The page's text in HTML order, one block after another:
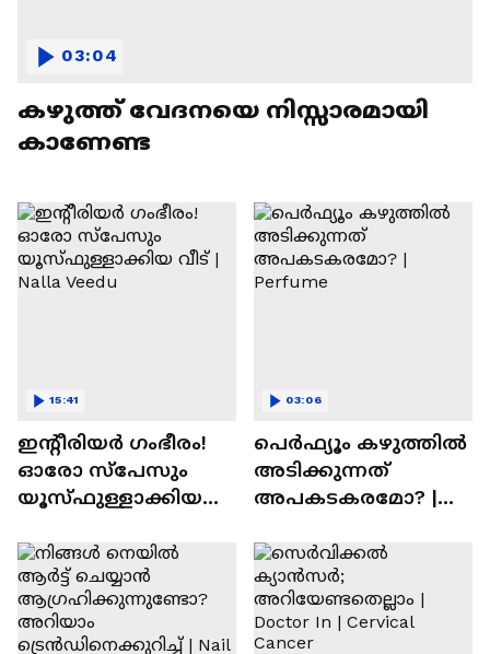
കഴുത്ത് വേദനയെ നിസ്സാരമായി
കാണേണ്ട
03:04
ഇന്റീരിയർ ഗംഭീരം!
ഓരോ സ്‌പേസും
യൂസ്ഫുള്ളാക്കിയ
15:41
പെർഫ്യൂം കഴുത്തിൽ
അടിക്കുന്നത്
അപകടകരമോ? |
03:06